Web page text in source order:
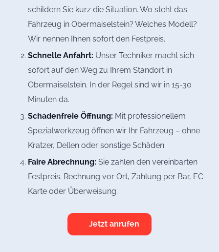
schildern Sie kurz die Situation. Wo steht das
Fahrzeug in Obermaiselstein? Welches Modell?
Wir nennen Ihnen sofort den Festpreis.
Schnelle Anfahrt: Unser Techniker macht sich
sofort auf den Weg zu Ihrem Standort in
Obermaiselstein. In der Regel sind wir in 15-30
Minuten da.
Schadenfreie Öffnung: Mit professionellem
Spezialwerkzeug öffnen wir Ihr Fahrzeug – ohne
Kratzer, Dellen oder sonstige Schäden.
Faire Abrechnung: Sie zahlen den vereinbarten
Festpreis. Rechnung vor Ort, Zahlung per Bar, EC-
Karte oder Überweisung.
Jetzt anrufen